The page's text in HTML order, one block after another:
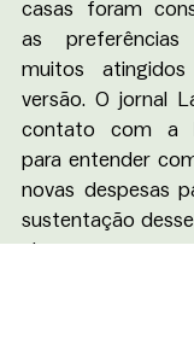
casas foram
as
muitos
versão. O jornal
contato com a
para entender
novas despesas
sustentação
cinco anos,